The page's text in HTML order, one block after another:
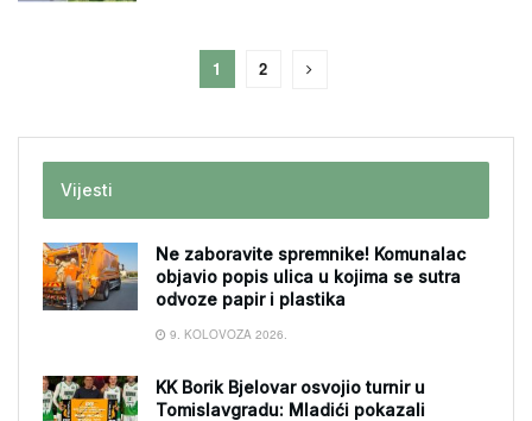
1 2
Vijesti
Ne zaboravite spremnike! Komunalac
objavio popis ulica u kojima se sutra
odvoze papir i plastika
9. KOLOVOZA 2026.
KK Borik Bjelovar osvojio turnir u
Tomislavgradu: Mladići pokazali